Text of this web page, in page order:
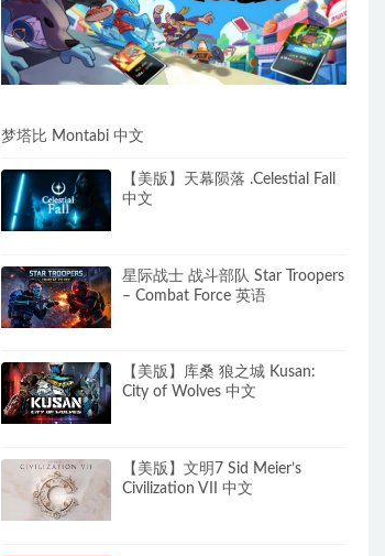
梦塔比 Montabi 中文
【美版】天幕陨落 .Celestial Fall
中文
星际战士 战斗部队 Star Troopers
– Combat Force 英语
【美版】库桑 狼之城 Kusan:
City of Wolves 中文
【美版】文明7 Sid Meier’s
Civilization VII 中文